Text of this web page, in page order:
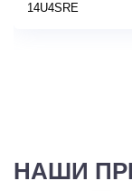
14U4SRE
НАШИ